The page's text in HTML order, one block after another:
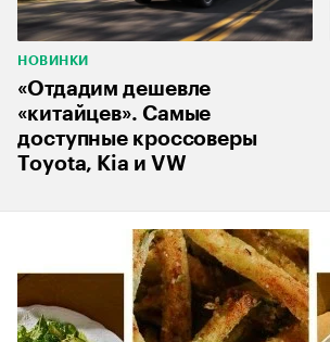
НОВИНКИ
«Отдадим дешевле
«китайцев». Самые
доступные кроссоверы
Toyota, Kia и VW